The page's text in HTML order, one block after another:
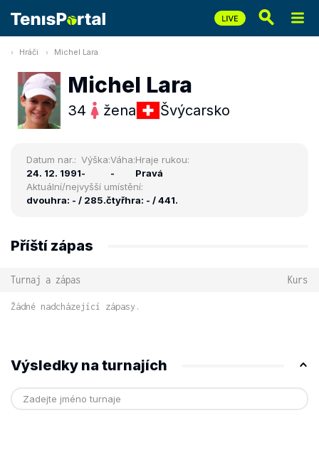
Hráči Michel Lara
Michel Lara
34 žena Švýcarsko
Datum nar.:
24. 12. 1991
Výška:
-
Váha:
-
Hraje rukou:
Pravá
Aktuální/nejvyšší umístění:
dvouhra: - / 285.čtyřhra: - / 441.
Příští zápas
Turnaj a zápas Kurs
Žádné nadcházející zápasy.
Výsledky na turnajích